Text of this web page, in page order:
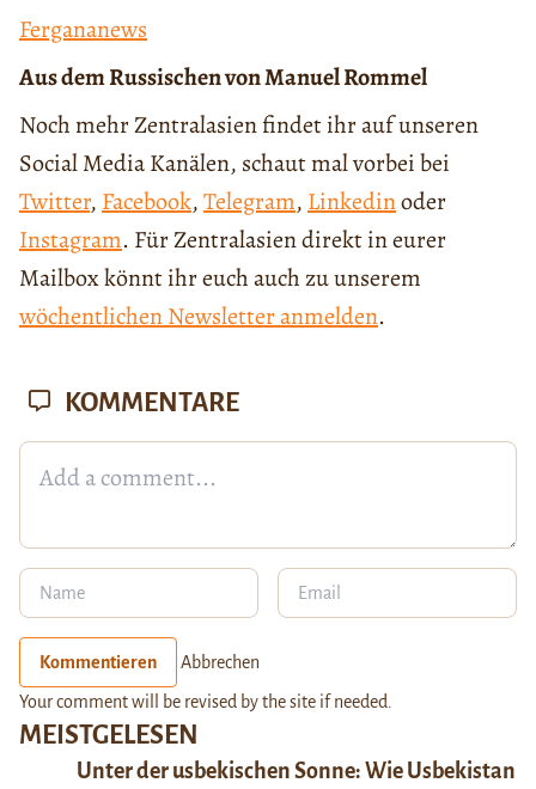
Fergananews
Aus dem Russischen von Manuel Rommel
Noch mehr Zentralasien findet ihr auf unseren
Social Media Kanälen, schaut mal vorbei bei
Twitter, Facebook,Telegram, Linkedinoder
Instagram. Für Zentralasien direkt in eurer
Mailbox könnt ihr euch auch zu unserem
wöchentlichen Newsletter anmelden.
MEISTGELESEN
Unter der usbekischen Sonne: Wie Usbekistan
KOMMENTARE
Kommentieren Abbrechen
Your comment will be revised by the site if needed.